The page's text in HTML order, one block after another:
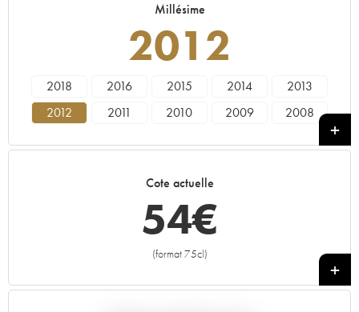
Millésime
2012
2018 2016 2015 2014
2013
2012
2011 2010 2009
2008
Cote actuelle
54€
(format 75cl)
+